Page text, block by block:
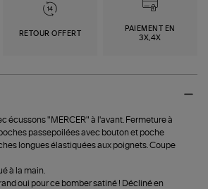
RETOUR OFFERT
PAIEMENT EN
3X,4X
écussons "MERCER" à l'avant. Fermeture à
passepoilées avec bouton et poche
longues élastiquées aux poignets. Coupe
à la main.
oui pour ce bomber satiné ! Décliné en